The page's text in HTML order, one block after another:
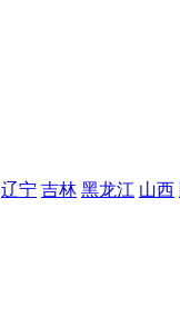
辽宁 吉林 黑龙江 山西